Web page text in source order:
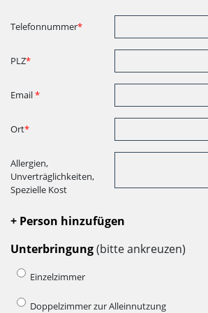
Telefonnummer*
PLZ*
Email*
Ort*
Allergien,
Unverträglichkeiten,
Spezielle Kost
+ Person hinzufügen
Unterbringung(bitte ankreuzen)
Einzelzimmer
Doppelzimmer zur Alleinnutzung